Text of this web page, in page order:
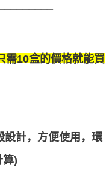
需10盒的價格就能買
設計，方便使用，環
算)